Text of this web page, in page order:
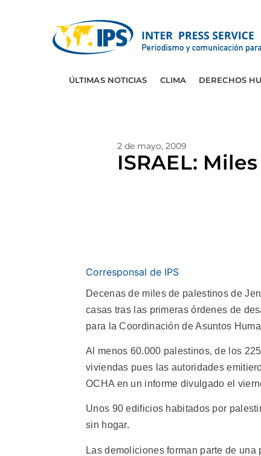
ÚLTIMAS NOTICIAS CLIMA DERECHOS
2 de mayo, 2009
ISRAEL:
Corresponsal de IPS
Decenas de miles de palestinos de
casas tras las primeras órdenes de
para la Coordinación de Asuntos
Al menos 60.000 palestinos, de los
viviendas pues las autoridades
OCHA en un informe divulgado el
Unos 90 edificios habitados por
sin hogar.
Las demoliciones forman parte de